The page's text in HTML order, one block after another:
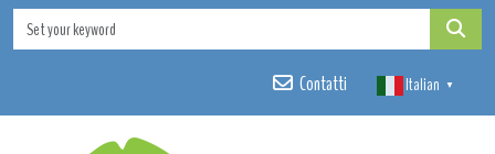
Contatti Italian ▼